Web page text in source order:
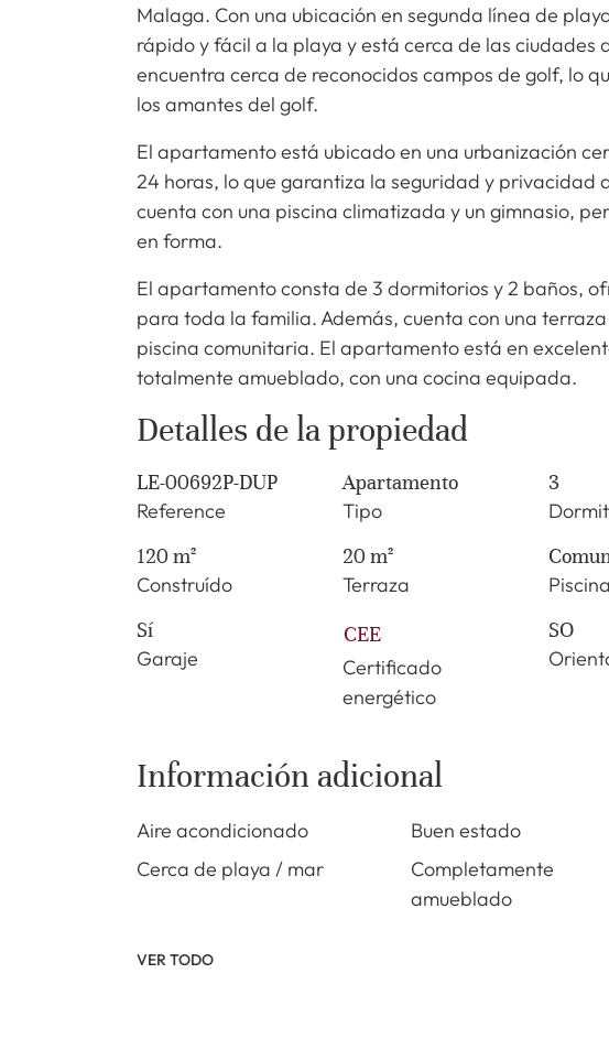
Malaga. Con una ubicación en segunda línea de
rápido y fácil a la playa y está cerca de las ciudades
encuentra cerca de reconocidos campos de golf, lo
los amantes del golf.
El apartamento está ubicado en una urbanización
24 horas, lo que garantiza la seguridad y privacidad
cuenta con una piscina climatizada y un gimnasio,
en forma.
El apartamento consta de 3 dormitorios y 2 baños,
para toda la familia. Además, cuenta con una
piscina comunitaria. El apartamento está en
totalmente amueblado, con una cocina equipada.
Detalles de la propiedad
LE-00692P-DUP
Reference
Apartamento
Tipo
3
120 m²
Construído
20 m²
Terraza
Piscina
Sí
Garaje
CEE
Certificado
energético
SO
Información adicional
Aire acondicionado Buen estado
Cerca de playa / mar
Completamente
amueblado
VER TODO